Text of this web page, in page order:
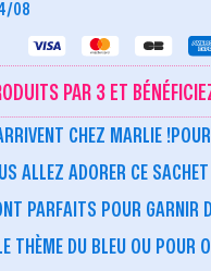
08
PAR 3 ET
CHEZ MARLIE
ALLEZ ADORER CE
PARFAITS POUR GARNIR
THÈME DU BLEU OU POUR